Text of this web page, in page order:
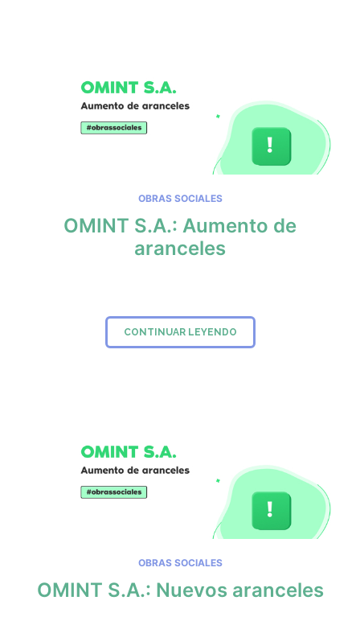
OBRAS SOCIALES
OMINT S.A.: Aumento de
aranceles
CONTINUAR LEYENDO
OBRAS SOCIALES
OMINT S.A.: Nuevos aranceles